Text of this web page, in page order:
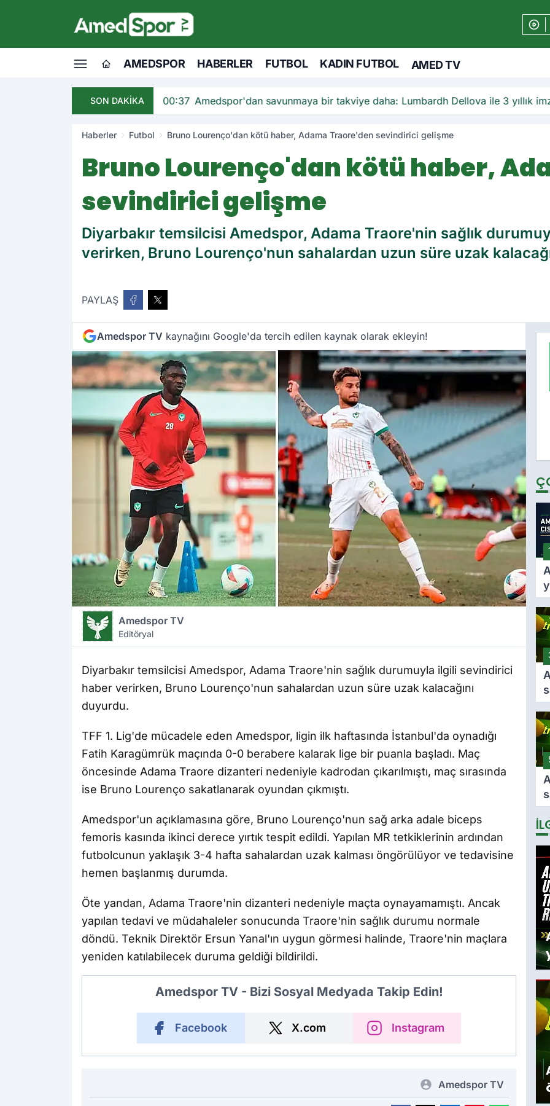
AMEDSPOR HABERLER FUTBOL KADIN FUTBOL AMED TV
SON DAKİKA 00:37 Amedspor'dan savunmaya bir takviye daha: Lumbardh Dellova ile 3 yıllık
Haberler Futbol Bruno Lourenço'dan kötü haber, Adama Traore'den sevindirici gelişme
Bruno Lourenço'dan kötü haber,
sevindirici gelişme
Diyarbakır temsilcisi Amedspor, Adama Traore'nin sağlık
verirken, Bruno Lourenço'nun sahalardan uzun süre uzak
PAYLAŞ
Amedspor TV kaynağını Google'da tercih edilen kaynak olarak ekleyin!
Amedspor TV
Editöryal
Diyarbakır temsilcisi Amedspor, Adama Traore'nin sağlık durumuyla ilgili sevindirici
haber verirken, Bruno Lourenço'nun sahalardan uzun süre uzak kalacağını
duyurdu.
TFF 1. Lig'de mücadele eden Amedspor, ligin ilk haftasında İstanbul'da oynadığı
Fatih Karagümrük maçında 0-0 berabere kalarak lige bir puanla başladı. Maç
öncesinde Adama Traore dizanteri nedeniyle kadrodan çıkarılmıştı, maç sırasında
ise Bruno Lourenço sakatlanarak oyundan çıkmıştı.
Amedspor'un açıklamasına göre, Bruno Lourenço'nun sağ arka adale biceps
femoris kasında ikinci derece yırtık tespit edildi. Yapılan MR tetkiklerinin ardından
futbolcunun yaklaşık 3-4 hafta sahalardan uzak kalması öngörülüyor ve tedavisine
hemen başlanmış durumda.
Öte yandan, Adama Traore'nin dizanteri nedeniyle maçta oynayamamıştı. Ancak
yapılan tedavi ve müdahaleler sonucunda Traore'nin sağlık durumu normale
döndü. Teknik Direktör Ersun Yanal'ın uygun görmesi halinde, Traore'nin maçlara
yeniden katılabilecek duruma geldiği bildirildi.
Amedspor TV - Bizi Sosyal Medyada Takip Edin!
Facebook X.com Instagram
Amedspor TV